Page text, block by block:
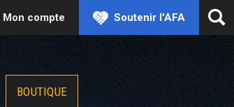
BOUTIQUE
Mon compte Soutenir l'AFA